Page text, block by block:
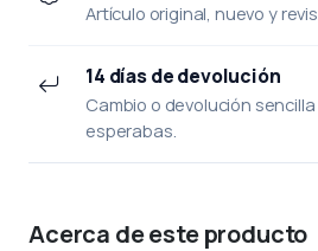
Artículo original, nuevo y
14 días de devolución
Cambio o devolución
esperabas.
Acerca de este producto